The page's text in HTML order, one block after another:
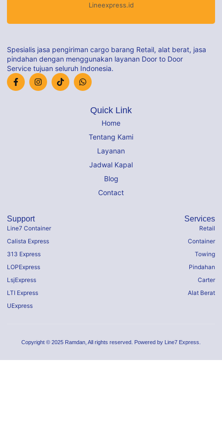
Lineexpress.id
Spesialis jasa pengiriman cargo barang Retail, alat berat, jasa
pindahan dengan menggunakan layanan Door to Door
Service tujuan seluruh Indonesia.
Quick Link
Home
Tentang Kami
Layanan
Jadwal Kapal
Blog
Contact
Support
Line7 Container
Calista Express
313 Express
LOPExpress
LsjExpress
LTI Express
UExpress
Services
Retail
Container
Towing
Pindahan
Carter
Alat Berat
Copyright © 2025 Ramdan, All rights reserved. Powered by Line7 Express.